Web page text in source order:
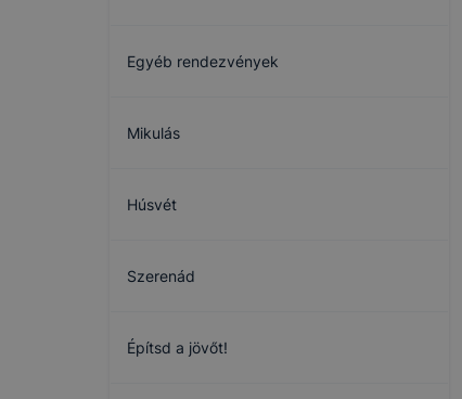
Egyéb rendezvények
Mikulás
Húsvét
Szerenád
Építsd a jövőt!